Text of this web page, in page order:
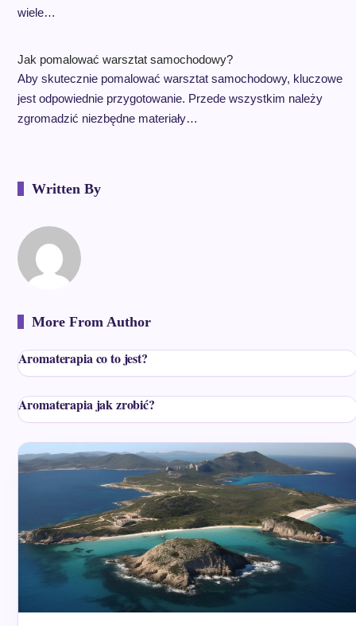
wiele…
Jak pomalować warsztat samochodowy?
Aby skutecznie pomalować warsztat samochodowy, kluczowe
jest odpowiednie przygotowanie. Przede wszystkim należy
zgromadzić niezbędne materiały…
Written By
More From Author
Aromaterapia co to jest?
Aromaterapia jak zrobić?